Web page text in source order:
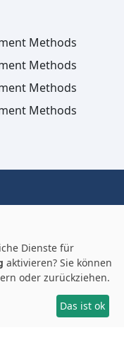
vom
anfallen.
Dienste für
aktivieren? Sie können
oder zurückziehen.
Das ist ok